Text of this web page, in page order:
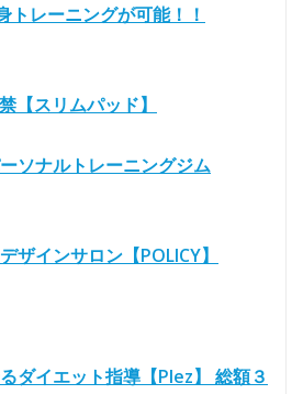
トレーニングが可能！！
【スリムパッド】
ソナルトレーニングジム
ザインサロン【POLICY】
ダイエット指導【Plez】 総額３